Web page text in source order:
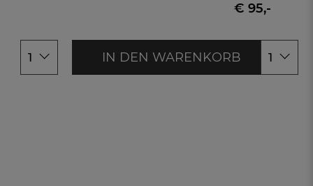
€ 95,-
1 IN DEN WARENKORB 1